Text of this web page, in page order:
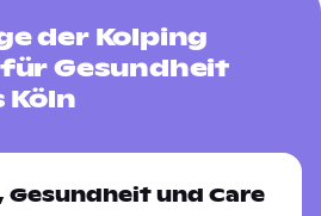
der Kolping
Gesundheit
Köln
und Care